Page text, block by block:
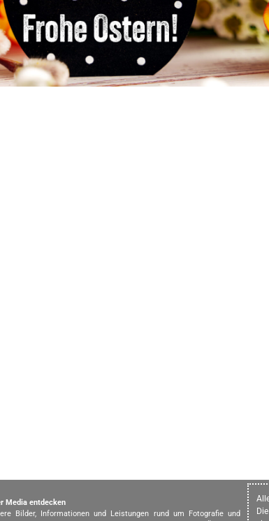
Media entdecken
Bilder, Informationen und Leistungen rund um Fotografie und